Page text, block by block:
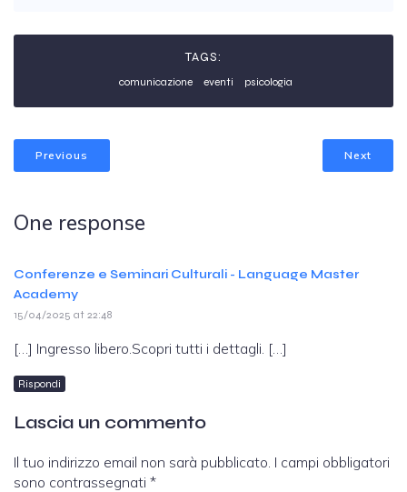
TAGS:
comunicazione eventi psicologia
Previous Next
One response
Conferenze e Seminari Culturali - Language Master
Academy
15/04/2025 at 22:48
[…] Ingresso libero.Scopri tutti i dettagli. […]
Rispondi
Lascia un commento
Il tuo indirizzo email non sarà pubblicato. I campi obbligatori
sono contrassegnati *